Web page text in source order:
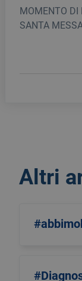
MOMENTO DI
SANTA
Altri